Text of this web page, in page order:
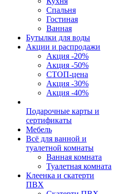
Спальня
Гостиная
Ванная
Бутылки для воды
Акции и распродажи
Акция -20%
Акция -50%
СТОП-цена
Акция -30%
Акция -40%
Подарочные карты и
сертификаты
Мебель
Всё для ванной и
туалетной комнаты
Ванная комната
Туалетная комната
Клеенка и скатерти
ПВХ